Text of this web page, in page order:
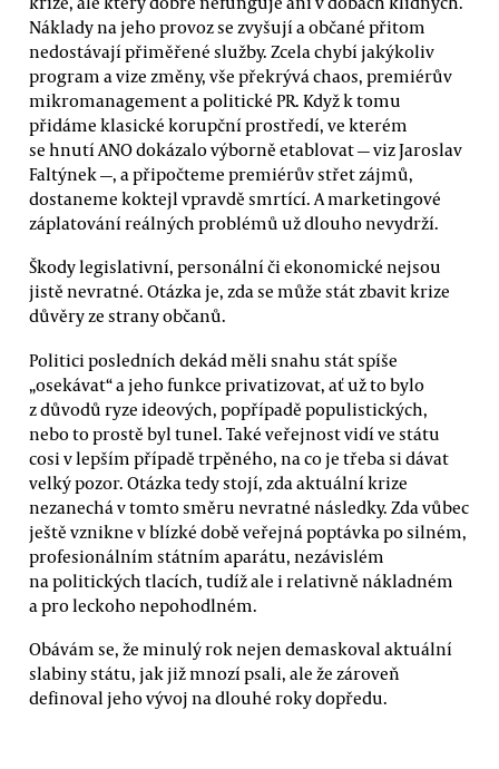
Náklady na jeho provoz se zvyšují a občané přitom
nedostávají přiměřené služby. Zcela chybí jakýkoliv
program a vize změny, vše překrývá chaos, premiérův
mikromanagement a politické PR. Když k tomu
přidáme klasické korupční prostředí, ve kterém
se hnutí ANO dokázalo výborně etablovat — viz Jaroslav
Faltýnek —, a připočteme premiérův střet zájmů,
dostaneme koktejl vpravdě smrtící. A marketingové
záplatování reálných problémů už dlouho nevydrží.
Škody legislativní, personální či ekonomické nejsou
jistě nevratné. Otázka je, zda se může stát zbavit krize
důvěry ze strany občanů.
Politici posledních dekád měli snahu stát spíše
„osekávat“ a jeho funkce privatizovat, ať už to bylo
z důvodů ryze ideových, popřípadě populistických,
nebo to prostě byl tunel. Také veřejnost vidí ve státu
cosi v lepším případě trpěného, na co je třeba si dávat
velký pozor. Otázka tedy stojí, zda aktuální krize
nezanechá v tomto směru nevratné následky. Zda vůbec
ještě vznikne v blízké době veřejná poptávka po silném,
profesionálním státním aparátu, nezávislém
na politických tlacích, tudíž ale i relativně nákladném
a pro leckoho nepohodlném.
Obávám se, že minulý rok nejen demaskoval aktuální
slabiny státu, jak již mnozí psali, ale že zároveň
definoval jeho vývoj na dlouhé roky dopředu.